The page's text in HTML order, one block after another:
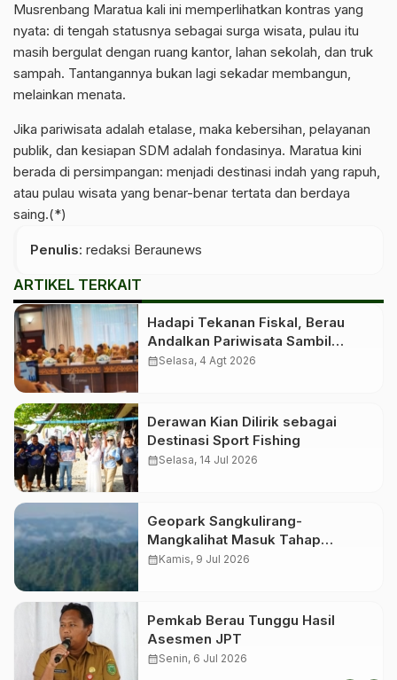
Musrenbang Maratua kali ini memperlihatkan kontras yang
nyata: di tengah statusnya sebagai surga wisata, pulau itu
masih bergulat dengan ruang kantor, lahan sekolah, dan truk
sampah. Tantangannya bukan lagi sekadar membangun,
melainkan menata.
Jika pariwisata adalah etalase, maka kebersihan, pelayanan
publik, dan kesiapan SDM adalah fondasinya. Maratua kini
berada di persimpangan: menjadi destinasi indah yang rapuh,
atau pulau wisata yang benar-benar tertata dan berdaya
saing.(*)
Penulis: redaksi Beraunews
ARTIKEL TERKAIT
Hadapi Tekanan Fiskal, Berau
Andalkan Pariwisata Sambil
Menanti Dana Transfer Pusat
calendar_monthSelasa, 4 Agt 2026
Derawan Kian Dilirik sebagai
Destinasi Sport Fishing
calendar_monthSelasa, 14 Jul 2026
Geopark Sangkulirang-
Mangkalihat Masuk Tahap
Verifikasi Lapangan untuk
calendar_monthKamis, 9 Jul 2026
Pemkab Berau Tunggu Hasil
Asesmen JPT
calendar_monthSenin, 6 Jul 2026